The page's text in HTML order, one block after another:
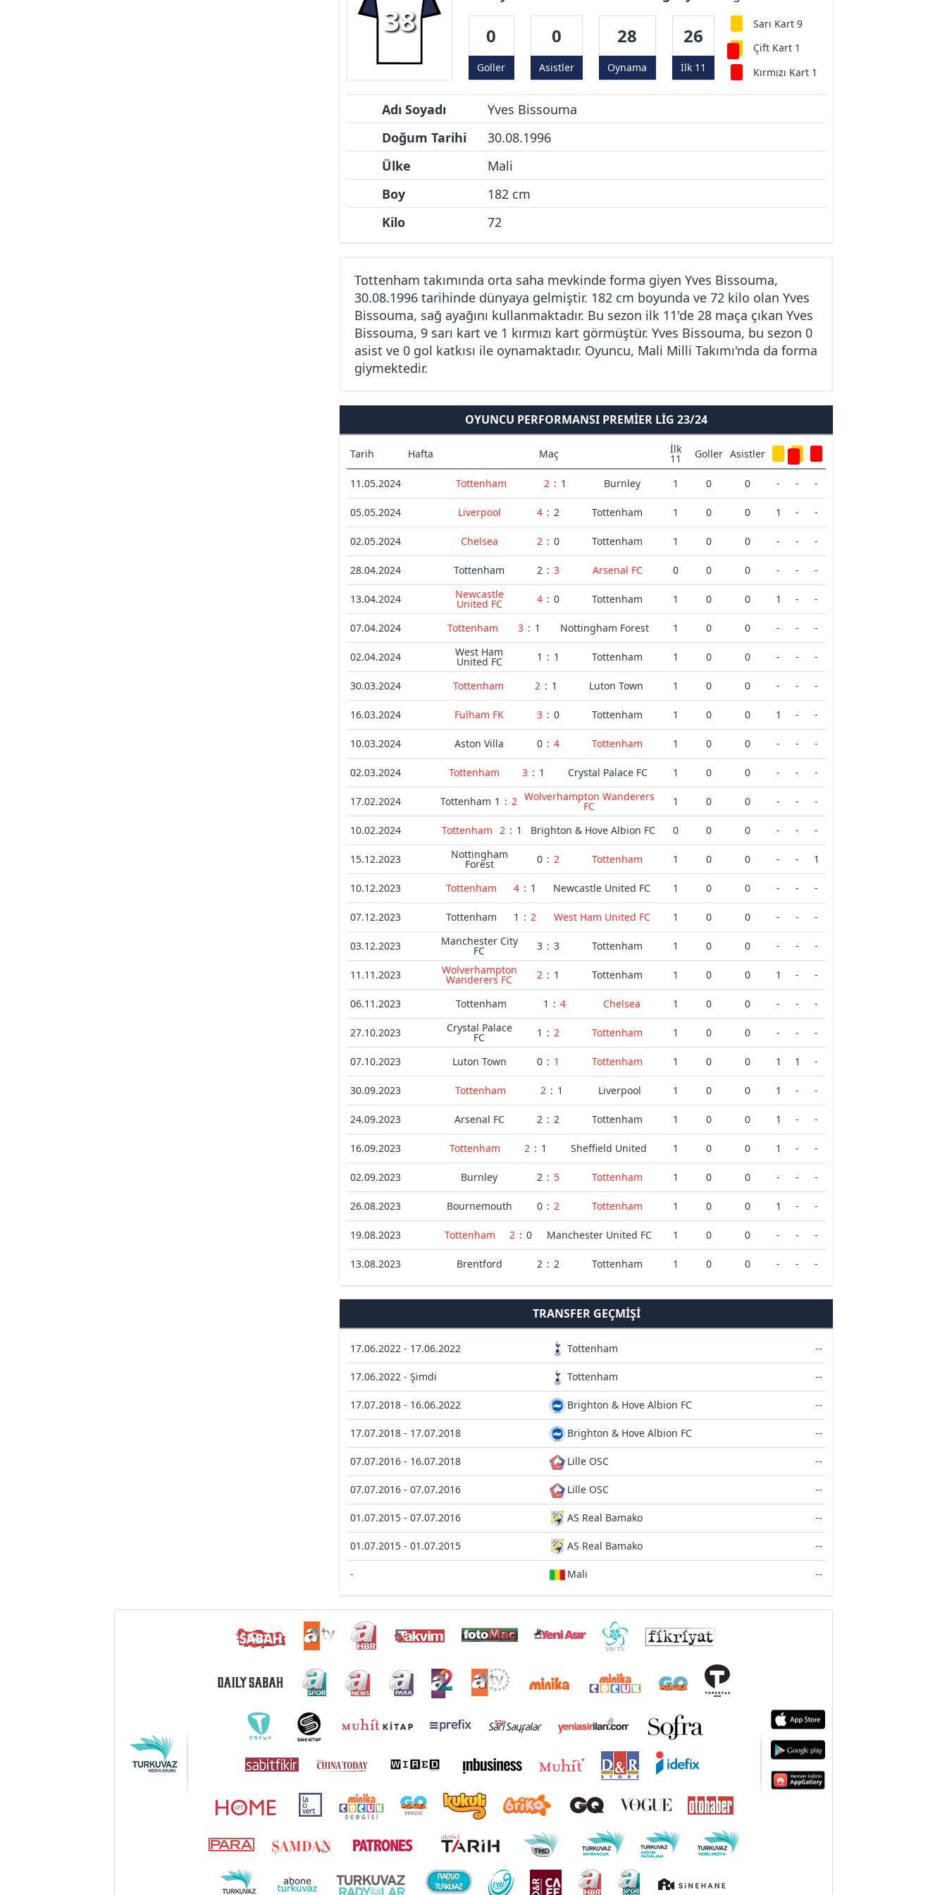
38 0
Goller
0
Asistler
28
Oynama
26
İlk 11
Sarı Kart 9
Çift Kart 1
Kırmızı Kart 1
Adı Soyadı
Yves Bissouma
Doğum Tarihi
30.08.1996
Ülke
Mali
Boy
182 cm
Kilo
72
Tottenham takımında orta saha mevkinde forma giyen Yves Bissouma,
30.08.1996 tarihinde dünyaya gelmiştir. 182 cm boyunda ve 72 kilo olan Yves
Bissouma, sağ ayağını kullanmaktadır. Bu sezon ilk 11'de 28 maça çıkan Yves
Bissouma, 9 sarı kart ve 1 kırmızı kart görmüştür. Yves Bissouma, bu sezon 0
asist ve 0 gol katkısı ile oynamaktadır. Oyuncu, Mali Milli Takımı'nda da forma
giymektedir.
OYUNCU PERFORMANSI PREMIER LIG 23/24
Tarih Hafta Maç İlk
11 Goller Asistler
11.05.2024 Tottenham 2 : 1 Burnley 1 0 0 - - -
05.05.2024 Liverpool 4 : 2 Tottenham 1 0 0 1 - -
02.05.2024 Chelsea 2 : 0 Tottenham 1 0 0 - - -
28.04.2024 Tottenham 2 : 3 Arsenal FC 0 0 0 - - -
13.04.2024 Newcastle
United FC 4 : 0 Tottenham 1 0 0 1 - -
07.04.2024 Tottenham 3 : 1 Nottingham Forest 1 0 0 - - -
02.04.2024 West Ham
United FC 1 : 1 Tottenham 1 0 0 - - -
30.03.2024 Tottenham 2 : 1 Luton Town 1 0 0 - - -
16.03.2024 Fulham FK 3 : 0 Tottenham 1 0 0 1 - -
10.03.2024 Aston Villa 0 : 4 Tottenham 1 0 0 - - -
02.03.2024 Tottenham 3 : 1 Crystal Palace FC 1 0 0 - - -
17.02.2024 Tottenham 1 : 2 Wolverhampton Wanderers
FC 1 0 0 - - -
10.02.2024 Tottenham 2 : 1 Brighton & Hove Albion FC 0 0 0 - - -
15.12.2023 Nottingham
Forest 0 : 2 Tottenham 1 0 0 - - 1
10.12.2023 Tottenham 4 : 1 Newcastle United FC 1 0 0 - - -
07.12.2023 Tottenham 1 : 2 West Ham United FC 1 0 0 - - -
03.12.2023 Manchester City
FC 3 : 3 Tottenham 1 0 0 - - -
11.11.2023 Wolverhampton
Wanderers FC 2 : 1 Tottenham 1 0 0 1 - -
06.11.2023 Tottenham 1 : 4 Chelsea 1 0 0 - - -
27.10.2023 Crystal Palace
FC 1 : 2 Tottenham 1 0 0 - - -
07.10.2023 Luton Town 0 : 1 Tottenham 1 0 0 1 1 -
30.09.2023 Tottenham 2 : 1 Liverpool 1 0 0 1 - -
24.09.2023 Arsenal FC 2 : 2 Tottenham 1 0 0 1 - -
16.09.2023 Tottenham 2 : 1 Sheffield United 1 0 0 1 - -
02.09.2023 Burnley 2 : 5 Tottenham 1 0 0 - - -
26.08.2023 Bournemouth 0 : 2 Tottenham 1 0 0 1 - -
19.08.2023 Tottenham 2 : 0 Manchester United FC 1 0 0 - - -
13.08.2023 Brentford 2 : 2 Tottenham 1 0 0 - - -
TRANSFER GEÇMIŞI
17.06.2022 - 17.06.2022 Tottenham --
17.06.2022 - Şimdi Tottenham --
17.07.2018 - 16.06.2022 Brighton & Hove Albion FC --
17.07.2018 - 17.07.2018 Brighton & Hove Albion FC --
07.07.2016 - 16.07.2018 Lille OSC --
07.07.2016 - 07.07.2016 Lille OSC --
01.07.2015 - 07.07.2016 AS Real Bamako --
01.07.2015 - 01.07.2015 AS Real Bamako --
- Mali --